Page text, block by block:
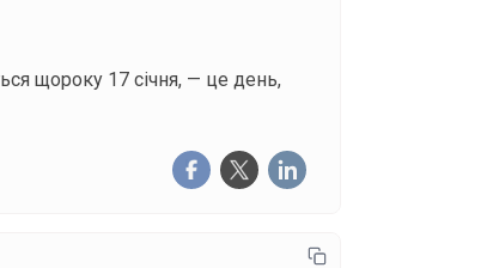
щороку 17 січня, — це день,